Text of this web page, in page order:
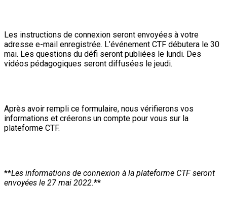
Les instructions de connexion seront envoyées à votre
adresse e-mail enregistrée. L’événement CTF débutera le 30
mai. Les questions du défi seront publiées le lundi. Des
vidéos pédagogiques seront diffusées le jeudi.
Après avoir rempli ce formulaire, nous vérifierons vos
informations et créerons un compte pour vous sur la
plateforme CTF.
**Les informations de connexion à la plateforme CTF seront
envoyées le 27 mai 2022.**